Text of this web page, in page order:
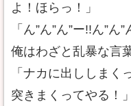
よ！ほらっ！」
「ん”ん”ん”ー!!ん”ん
俺はわざと乱暴な言
「ナカに出ししま
突きまくってやる！」